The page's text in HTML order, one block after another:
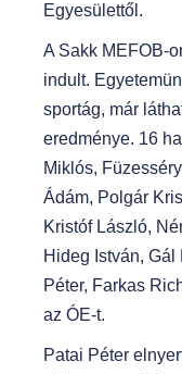
Egyesülettől.
A Sakk MEFOB-
indult.
sportág, már
eredménye. 16
Miklós,
Ádám, Polgár
Kristóf László,
Hideg István,
Péter, Farkas
az ÓE-t.
Patai Péter